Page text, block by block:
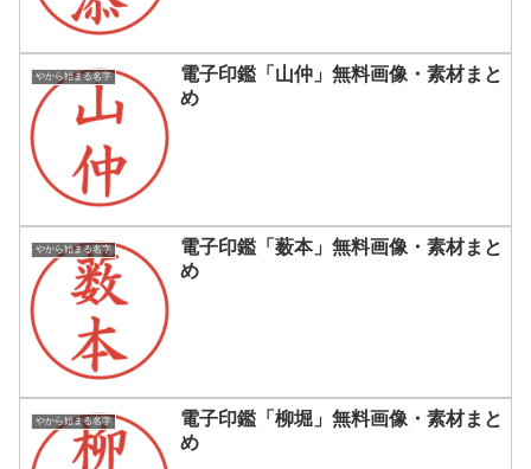
やから始まる名字
電子印鑑「山仲」無料画像・素材まと
め
やから始まる名字
電子印鑑「薮本」無料画像・素材まと
め
やから始まる名字
電子印鑑「柳堀」無料画像・素材まと
め